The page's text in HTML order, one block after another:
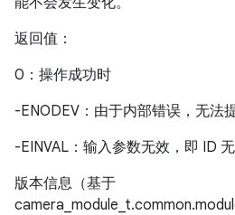
返回值：
0：操作成功时
-ENODEV：由于内部错误，无法
-EINVAL：输入参数无效，即 ID
版本信息（基于